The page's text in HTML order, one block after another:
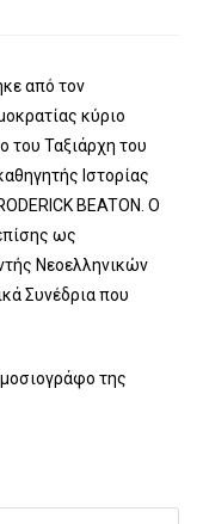
από τον
κύριο
του Ταξιάρχη του
Ιστορίας
BEATON. Ο
ως
Νεοελληνικών
Συνέδρια που
της